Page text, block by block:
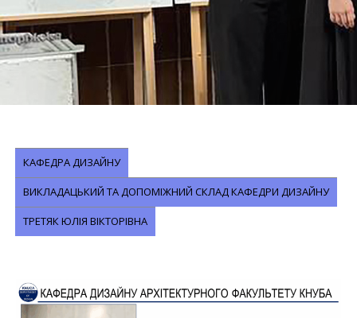
КАФЕДРА ДИЗАЙНУ
ВИКЛАДАЦЬКИЙ ТА ДОПОМІЖНИЙ СКЛАД КАФЕДРИ ДИЗАЙНУ
ТРЕТЯК ЮЛІЯ ВІКТОРІВНА